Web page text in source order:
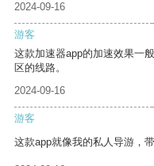
2024-09-16
游客
这款加速器app的加速效果一
区的线路。
2024-09-16
游客
这款app就像我的私人导游，